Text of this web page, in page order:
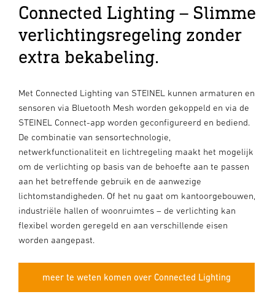
Connected Lighting – Slimme
verlichtingsregeling zonder
extra bekabeling.
Met Connected Lighting van STEINEL kunnen armaturen en
sensoren via Bluetooth Mesh worden gekoppeld en via de
STEINEL Connect-app worden geconfigureerd en bediend.
De combinatie van sensortechnologie,
netwerkfunctionaliteit en lichtregeling maakt het mogelijk
om de verlichting op basis van de behoefte aan te passen
aan het betreffende gebruik en de aanwezige
lichtomstandigheden. Of het nu gaat om kantoorgebouwen,
industriële hallen of woonruimtes – de verlichting kan
flexibel worden geregeld en aan verschillende eisen
worden aangepast.
meer te weten komen over Connected Lighting